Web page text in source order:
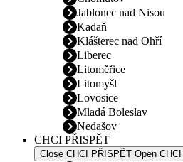
Jablonec nad Nisou
Kadaň
Klášterec nad Ohří
Liberec
Litoměřice
Litomyšl
Lovosice
Mladá Boleslav
Nedašov
CHCI PŘISPĚT
Close CHCI PŘISPĚT Open